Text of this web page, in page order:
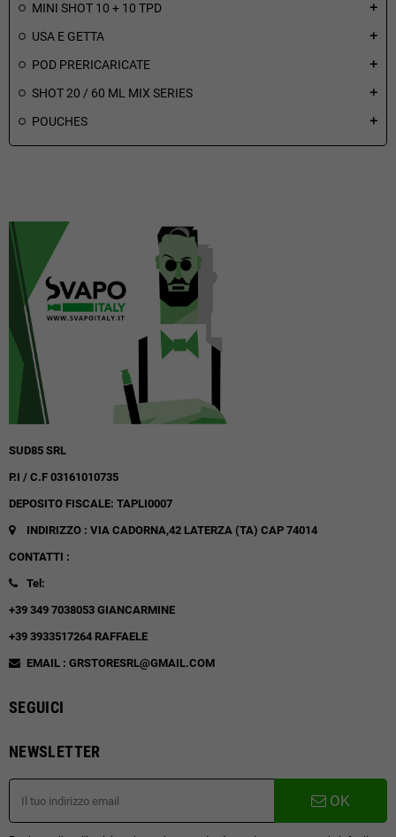
MINI SHOT 10 + 10 TPD add
USA E GETTA add
POD PRERICARICATE add
SHOT 20 / 60 ML MIX SERIES add
POUCHES add
SUD85 SRL
P.I / C.F 03161010735
DEPOSITO FISCALE: TAPLI0007
INDIRIZZO : VIA CADORNA,42 LATERZA (TA) CAP 74014
CONTATTI :
Tel:
+39 349 7038053 GIANCARMINE
+39 3933517264 RAFFAELE
EMAIL : GRSTORESRL@GMAIL.COM
SEGUICI
NEWSLETTER
OK